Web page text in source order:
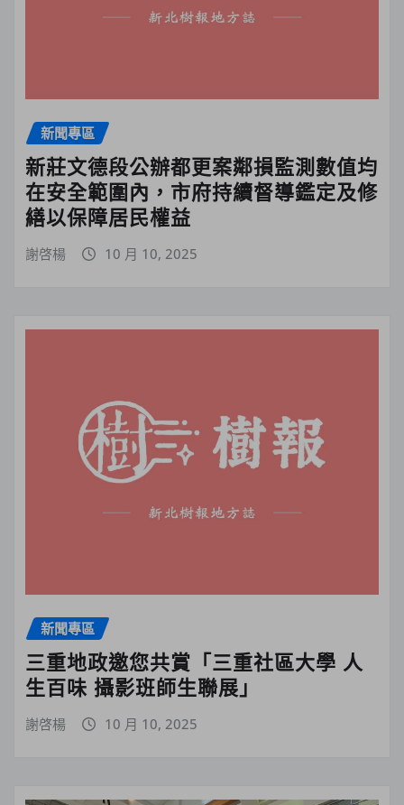
新聞專區
新莊文德段公辦都更案鄰損監測數值均
在安全範圍內，市府持續督導鑑定及修
繕以保障居民權益
謝啓楊 10 月 10, 2025
新聞專區
三重地政邀您共賞「三重社區大學 人
生百味 攝影班師生聯展」
謝啓楊 10 月 10, 2025